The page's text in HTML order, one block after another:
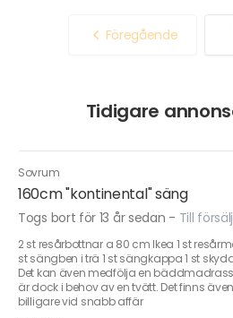
Föregående
Tidigare
Sovrum
160cm "kontinental" säng
Togs bort för 13 år sedan - Till
2 st resårbottnar a 80 cm Ikea 1 st
st sängben i trä 1 st sängkappa 1 st
Det kan även medfölja en
är dock i behov av en tvätt. Det finns
billigare vid snabb affär